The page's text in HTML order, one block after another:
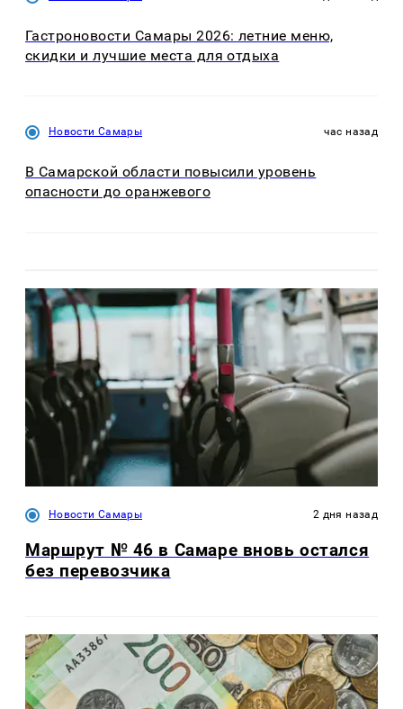
Гастроновости Самары 2026: летние меню,
скидки и лучшие места для отдыха
Новости Самары час назад
В Самарской области повысили уровень
опасности до оранжевого
Новости Самары 2 дня назад
Маршрут № 46 в Самаре вновь остался
без перевозчика